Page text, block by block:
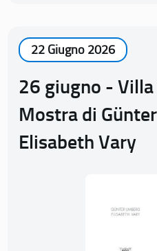
22 Giugno 2026
26 giugno - Villa
Mostra di
Elisabeth Vary